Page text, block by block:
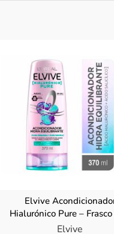
Elvive
Hialurónico Pure –
mL
Elvive